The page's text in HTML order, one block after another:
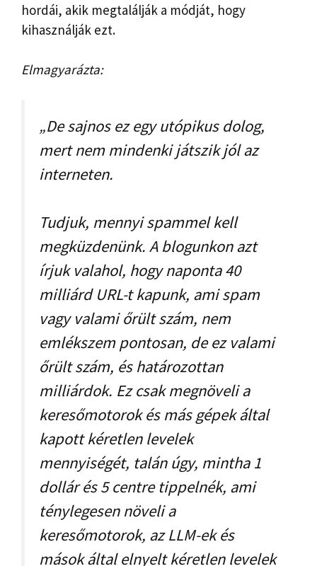
hordái, akik megtalálják a módját, hogy
kihasználják ezt.
Elmagyarázta:
„De sajnos ez egy utópikus dolog,
mert nem mindenki játszik jól az
interneten.
Tudjuk, mennyi spammel kell
megküzdenünk. A blogunkon azt
írjuk valahol, hogy naponta 40
milliárd URL-t kapunk, ami spam
vagy valami őrült szám, nem
emlékszem pontosan, de ez valami
őrült szám, és határozottan
milliárdok. Ez csak megnöveli a
keresőmotorok és más gépek által
kapott kéretlen levelek
mennyiségét, talán úgy, mintha 1
dollár és 5 centre tippelnék, ami
ténylegesen növeli a
keresőmotorok, az LLM-ek és
mások által elnyelt kéretlen levelek